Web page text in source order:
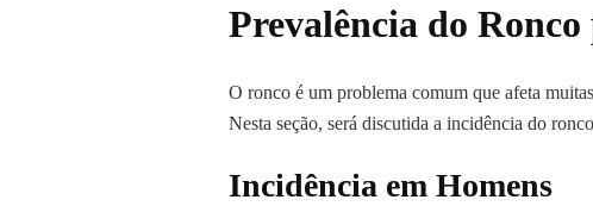
Prevalência do
O ronco é um problema comum que afeta
Nesta seção, será discutida a incidência do
Incidência em Homens